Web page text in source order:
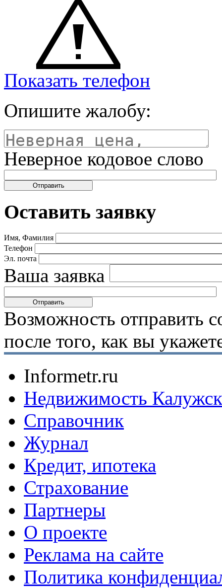
Показать телефон
Опишите жалобу:
Неверное кодовое слово
Оставить заявку
Имя, Фамилия
Телефон
Эл. почта
Ваша заявка
Возможность отправить
после того, как вы
Informetr.ru
Недвижимость
Справочник
Журнал
Кредит, ипотека
Страхование
Партнеры
O проекте
Реклама на сайте
Политика